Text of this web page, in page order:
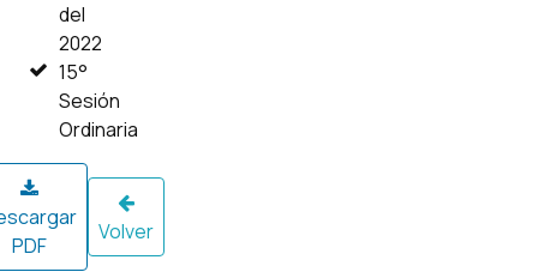
del
2022
15°
Sesión
Ordinaria
PDF
Volver